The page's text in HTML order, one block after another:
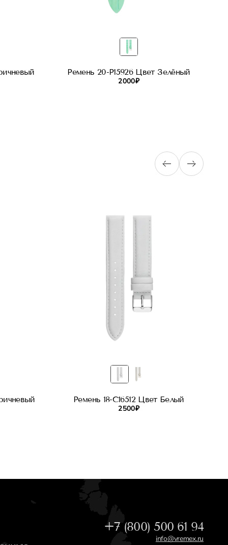
Ремень 20-P15926 Цвет Зелёный
2 000 ₽
Ремень 18-C16512 Цвет Белый
2 500 ₽
+7 (800) 500 61 94
info@vremex.ru